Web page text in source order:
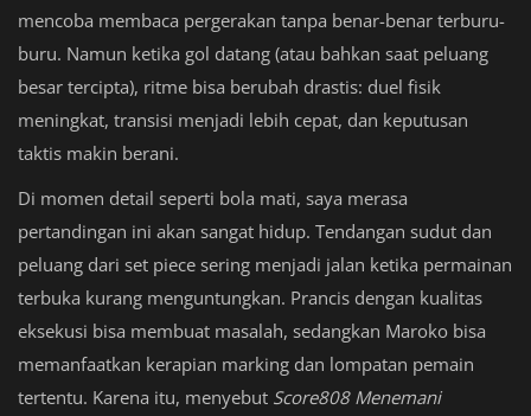
mencoba membaca pergerakan tanpa benar-benar terburu-
buru. Namun ketika gol datang (atau bahkan saat peluang
besar tercipta), ritme bisa berubah drastis: duel fisik
meningkat, transisi menjadi lebih cepat, dan keputusan
taktis makin berani.
Di momen detail seperti bola mati, saya merasa
pertandingan ini akan sangat hidup. Tendangan sudut dan
peluang dari set piece sering menjadi jalan ketika permainan
terbuka kurang menguntungkan. Prancis dengan kualitas
eksekusi bisa membuat masalah, sedangkan Maroko bisa
memanfaatkan kerapian marking dan lompatan pemain
tertentu. Karena itu, menyebut Score808 Menemani